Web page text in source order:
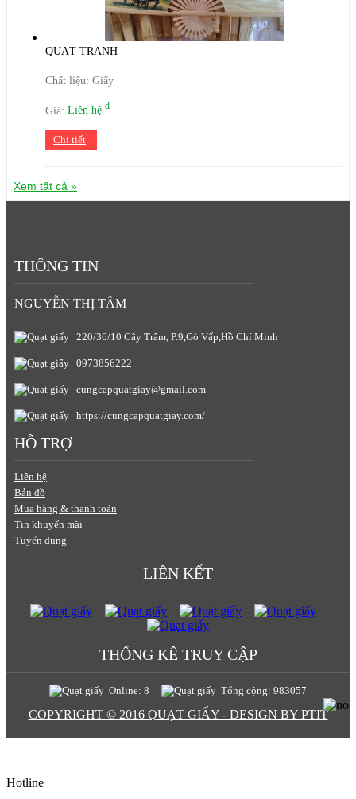
QUẠT TRANH
Chất liệu: Giấy
Giá: Liên hệ đ
Chi tiết
Xem tất cả »
THÔNG TIN
NGUYỄN THỊ TÂM
220/36/10 Cây Trâm, P.9,Gò Vấp,Hồ Chí Minh
0973856222
cungcapquatgiay@gmail.com
https://cungcapquatgiay.com/
HỖ TRỢ
Liên hệ
Bản đồ
Mua hàng & thanh toán
Tin khuyến mãi
Tuyển dụng
LIÊN KẾT
THỐNG KÊ TRUY CẬP
Online: 8 Tổng cộng: 983057
COPYRIGHT © 2016 QUẠT GIẤY - DESIGN BY PTIT
Hotline